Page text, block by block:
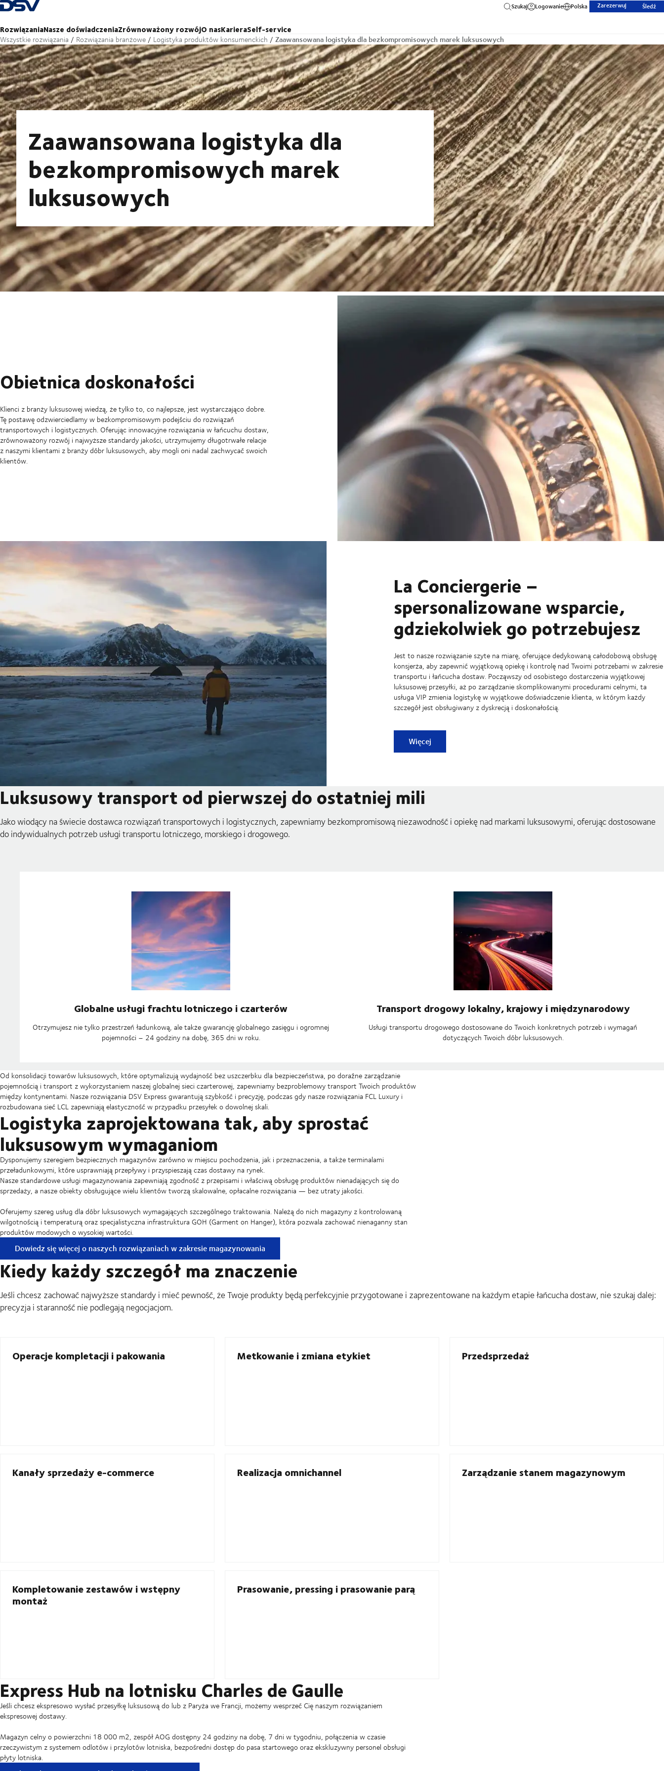
Cofnij do strony głównej
RozwiązaniaNasze doświadczeniaZrównoważony rozwójO nasKarieraSelf-service
Szukaj Logowanie Polska Zarezerwuj Śledź
Wszystkie rozwiązania Rozwiązania branżowe Logistyka produktów konsumenckich Zaawansowana logistyka dla bezkompromisowych marek luksusowych
Zaawansowana logistyka dla
bezkompromisowych marek
luksusowych
Obietnica doskonałości
Klienci z branży luksusowej wiedzą, że tylko to, co najlepsze, jest wystarczająco dobre.
Tę postawę odzwierciedlamy w bezkompromisowym podejściu do rozwiązań
transportowych i logistycznych. Oferując innowacyjne rozwiązania w łańcuchu dostaw,
zrównoważony rozwój i najwyższe standardy jakości, utrzymujemy długotrwałe relacje
z naszymi klientami z branży dóbr luksusowych, aby mogli oni nadal zachwycać swoich
klientów.
La Conciergerie –
spersonalizowane wsparcie,
gdziekolwiek go potrzebujesz
Jest to nasze rozwiązanie szyte na miarę, oferujące dedykowaną całodobową obsługę
konsjerża, aby zapewnić wyjątkową opiekę i kontrolę nad Twoimi potrzebami w zakresie
transportu i łańcucha dostaw. Począwszy od osobistego dostarczenia wyjątkowej
luksusowej przesyłki, aż po zarządzanie skomplikowanymi procedurami celnymi, ta
usługa VIP zmienia logistykę w wyjątkowe doświadczenie klienta, w którym każdy
szczegół jest obsługiwany z dyskrecją i doskonałością.
La Conciergerie – spersonalizowane wsparcie, gdziekolwiek go
Więcej
Luksusowy transport od pierwszej do ostatniej mili
Jako wiodący na świecie dostawca rozwiązań transportowych i logistycznych, zapewniamy bezkompromisową niezawodność i opiekę nad markami luksusowymi, oferując dostosowane
do indywidualnych potrzeb usługi transportu lotniczego, morskiego i drogowego.
Globalne usługi frachtu lotniczego i czarterów
Otrzymujesz nie tylko przestrzeń ładunkową, ale także gwarancję globalnego zasięgu i ogromnej
pojemności – 24 godziny na dobę, 365 dni w roku.
Transport drogowy lokalny, krajowy i międzynarodowy
Usługi transportu drogowego dostosowane do Twoich konkretnych potrzeb i wymagań
dotyczących Twoich dóbr luksusowych.
Od konsolidacji towarów luksusowych, które optymalizują wydajność bez uszczerbku dla bezpieczeństwa, po doraźne zarządzanie
pojemnością i transport z wykorzystaniem naszej globalnej sieci czarterowej, zapewniamy bezproblemowy transport Twoich produktów
między kontynentami. Nasze rozwiązania DSV Express gwarantują szybkość i precyzję, podczas gdy nasze rozwiązania FCL Luxury i
rozbudowana sieć LCL zapewniają elastyczność w przypadku przesyłek o dowolnej skali.
Logistyka zaprojektowana tak, aby sprostać
luksusowym wymaganiom
Dysponujemy szeregiem bezpiecznych magazynów zarówno w miejscu pochodzenia, jak i przeznaczenia, a także terminalami
przeładunkowymi, które usprawniają przepływy i przyspieszają czas dostawy na rynek.
Nasze standardowe usługi magazynowania zapewniają zgodność z przepisami i właściwą obsługę produktów nienadających się do
sprzedaży, a nasze obiekty obsługujące wielu klientów tworzą skalowalne, opłacalne rozwiązania — bez utraty jakości.
Oferujemy szereg usług dla dóbr luksusowych wymagających szczególnego traktowania. Należą do nich magazyny z kontrolowaną
wilgotnością i temperaturą oraz specjalistyczna infrastruktura GOH (Garment on Hanger), która pozwala zachować nienaganny stan
produktów modowych o wysokiej wartości.
Dowiedz się więcej o naszych rozwiązaniach w zakresie magazynowania
Kiedy każdy szczegół ma znaczenie
Jeśli chcesz zachować najwyższe standardy i mieć pewność, że Twoje produkty będą perfekcyjnie przygotowane i zaprezentowane na każdym etapie łańcucha dostaw, nie szukaj dalej:
precyzja i staranność nie podlegają negocjacjom.
Operacje kompletacji i pakowania Metkowanie i zmiana etykiet Przedsprzedaż
Kanały sprzedaży e-commerce Realizacja omnichannel Zarządzanie stanem magazynowym
Kompletowanie zestawów i wstępny
montaż
Prasowanie, pressing i prasowanie parą
Express Hub na lotnisku Charles de Gaulle
Jeśli chcesz ekspresowo wysłać przesyłkę luksusową do lub z Paryża we Francji, możemy wesprzeć Cię naszym rozwiązaniem
ekspresowej dostawy.
Magazyn celny o powierzchni 18 000 m2, zespół AOG dostępny 24 godziny na dobę, 7 dni w tygodniu, połączenia w czasie
rzeczywistym z systemem odlotów i przylotów lotniska, bezpośredni dostęp do pasa startowego oraz ekskluzywny personel obsługi
płyty lotniska.